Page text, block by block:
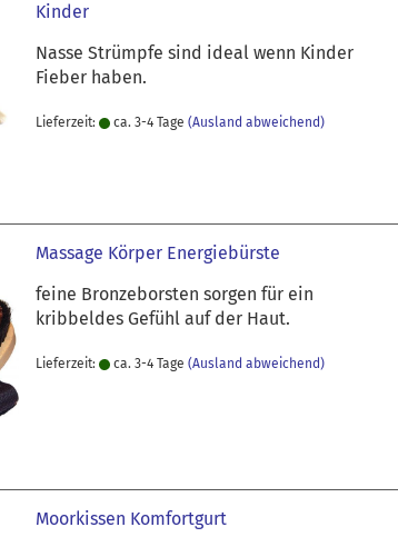
Kinder
Nasse Strümpfe sind ideal wenn Kinder
Fieber haben.
Lieferzeit: ca. 3-4 Tage (Ausland abweichend)
Massage Körper Energiebürste
feine Bronzeborsten sorgen für ein
kribbeldes Gefühl auf der Haut.
Lieferzeit: ca. 3-4 Tage (Ausland abweichend)
Moorkissen Komfortgurt